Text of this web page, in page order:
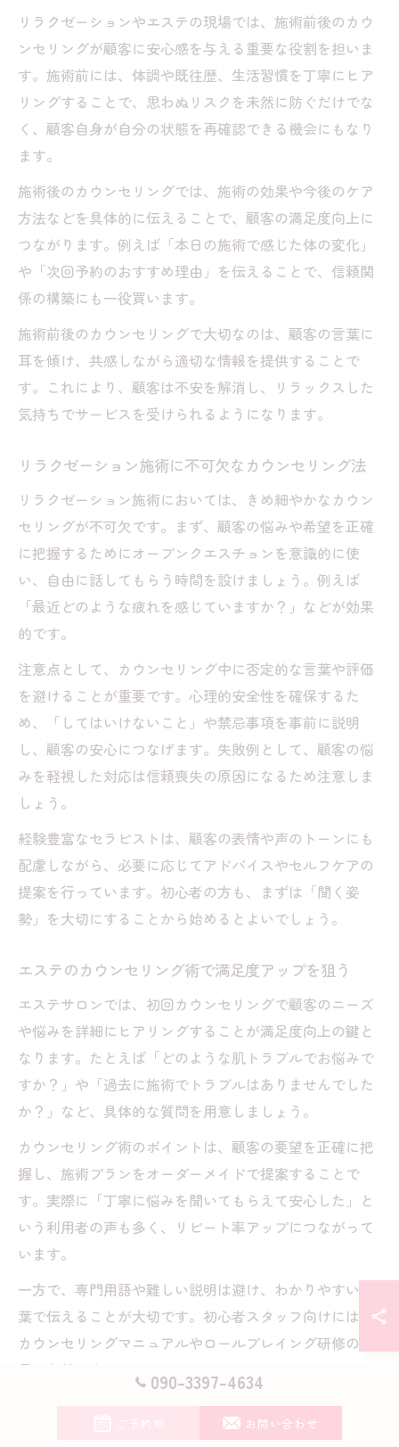
リラクゼーションやエステの現場では、施術前後のカウ
ンセリングが顧客に安心感を与える重要な役割を担いま
す。施術前には、体調や既往歴、生活習慣を丁寧にヒア
リングすることで、思わぬリスクを未然に防ぐだけでな
く、顧客自身が自分の状態を再確認できる機会にもなり
ます。
施術後のカウンセリングでは、施術の効果や今後のケア
方法などを具体的に伝えることで、顧客の満足度向上に
つながります。例えば「本日の施術で感じた体の変化」
や「次回予約のおすすめ理由」を伝えることで、信頼関
係の構築にも一役買います。
施術前後のカウンセリングで大切なのは、顧客の言葉に
耳を傾け、共感しながら適切な情報を提供することで
す。これにより、顧客は不安を解消し、リラックスした
気持ちでサービスを受けられるようになります。
リラクゼーション施術に不可欠なカウンセリング法
リラクゼーション施術においては、きめ細やかなカウン
セリングが不可欠です。まず、顧客の悩みや希望を正確
に把握するためにオープンクエスチョンを意識的に使
い、自由に話してもらう時間を設けましょう。例えば
「最近どのような疲れを感じていますか？」などが効果
的です。
注意点として、カウンセリング中に否定的な言葉や評価
を避けることが重要です。心理的安全性を確保するた
め、「してはいけないこと」や禁忌事項を事前に説明
し、顧客の安心につなげます。失敗例として、顧客の悩
みを軽視した対応は信頼喪失の原因になるため注意しま
しょう。
経験豊富なセラピストは、顧客の表情や声のトーンにも
配慮しながら、必要に応じてアドバイスやセルフケアの
提案を行っています。初心者の方も、まずは「聞く姿
勢」を大切にすることから始めるとよいでしょう。
エステのカウンセリング術で満足度アップを狙う
エステサロンでは、初回カウンセリングで顧客のニーズ
や悩みを詳細にヒアリングすることが満足度向上の鍵と
なります。たとえば「どのような肌トラブルでお悩みで
すか？」や「過去に施術でトラブルはありませんでした
か？」など、具体的な質問を用意しましょう。
カウンセリング術のポイントは、顧客の要望を正確に把
握し、施術プランをオーダーメイドで提案することで
す。実際に「丁寧に悩みを聞いてもらえて安心した」と
いう利用者の声も多く、リピート率アップにつながって
います。
一方で、専門用語や難しい説明は避け、わかりやすい言
葉で伝えることが大切です。初心者スタッフ向けには、
カウンセリングマニュアルやロールプレイング研修の活
用も有効です。
ボディカウンセリングを成功させるコツと実践例
090-3397-4634
ご予約 お問い合わせ